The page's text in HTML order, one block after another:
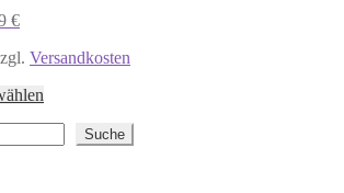
auf
werden
€
Versandkosten
Suche